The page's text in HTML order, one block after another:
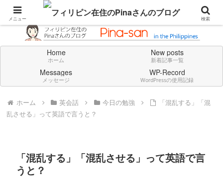
Don't think deeply. Feel always in English.
Home
ホーム
New posts
新着記事一覧
Messages
メッセージ
WP-Record
WordPressの使用記録
ホーム 英会話 今日の勉強
「混乱する」「混
乱させる」って英語で言うと？
「混乱する」「混乱させる」って英語で言
うと？
メニュー 検索